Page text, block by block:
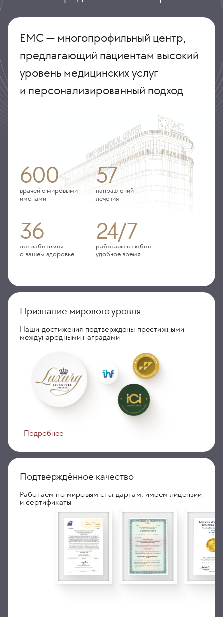
ЕМС — многопрофильный центр,
предлагающий пациентам высокий
уровень медицинских услуг
и персонализированный подход
600
врачей с мировыми
именами
57
направлений
лечения
36
лет заботимся
о вашем здоровье
24/7
работаем в любое
удобное время
Признание мирового уровня
Наши достижения подтверждены престижными
международными наградами
Подробнее
Подтверждённое качество
Работаем по мировым стандартам, имеем лицензии
и сертификаты